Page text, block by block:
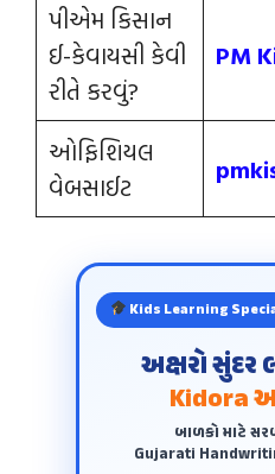
પીએમ કિસાન
ઈ-કેવાયસી કેવી
રીતે કરવું?
PM
ઓફિશિયલ
વેબસાઈટ
Kids Learning
અક્ષરો સુંદર
Kidora
બાળકો માટે
Gujarati